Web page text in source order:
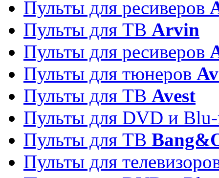
Пульты для ресиверов
Пульты для ТВ Arvin
Пульты для ресиверов
Пульты для тюнеров
Пульты для ТВ Avest
Пульты для DVD и
Пульты для ТВ
Пульты для